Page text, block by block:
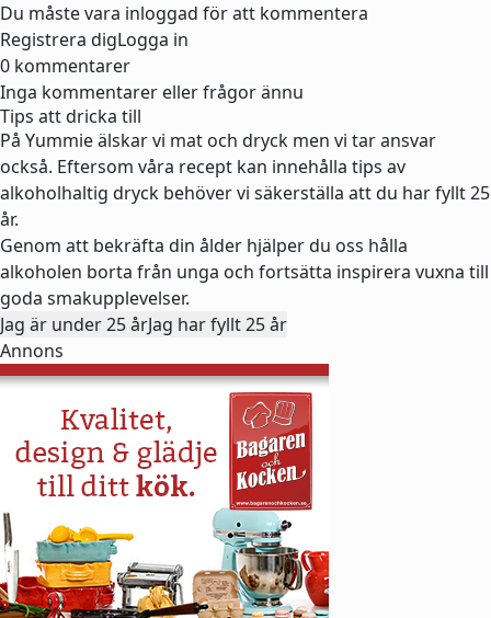
Du måste vara inloggad för att kommentera
Registrera digLogga in
0 kommentarer
Inga kommentarer eller frågor ännu
Tips att dricka till
På Yummie älskar vi mat och dryck men vi tar ansvar
också. Eftersom våra recept kan innehålla tips av
alkoholhaltig dryck behöver vi säkerställa att du har fyllt 25
år.
Genom att bekräfta din ålder hjälper du oss hålla
alkoholen borta från unga och fortsätta inspirera vuxna till
goda smakupplevelser.
Jag är under 25 årJag har fyllt 25 år
Annons